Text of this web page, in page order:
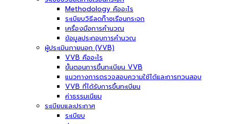
Methodology คืออะไร
ระเบียบวิธีลดก๊าซเรือนกระจก
เครื่องมือการคำนวณ
ข้อมูลประกอบการคำนวณ
ผู้ประเมินภายนอก (VVB)
VVB คืออะไร
ขั้นตอนการขึ้นทะเบียน VVB
แนวทางการตรวจสอบความใช้ได้และการทวนสอบ
VVB ที่ได้รับการขึ้นทะเบียน
ค่าธรรมเนียม
ระเบียบและประกาศ
ระเบียบ